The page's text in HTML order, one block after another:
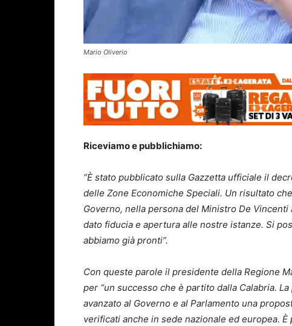
Mario Oliverio
Riceviamo e pubblichiamo:
“È stato pubblicato sulla Gazzetta ufficiale il
delle Zone Economiche Speciali. Un risultato
Governo, nella persona del Ministro De
dato fiducia e apertura alle nostre istanze. Si
abbiamo già pronti”.
Con queste parole il presidente della Regione
per “un successo che è partito dalla Calabria.
avanzato al Governo e al Parlamento una
verificati anche in sede nazionale ed europea.